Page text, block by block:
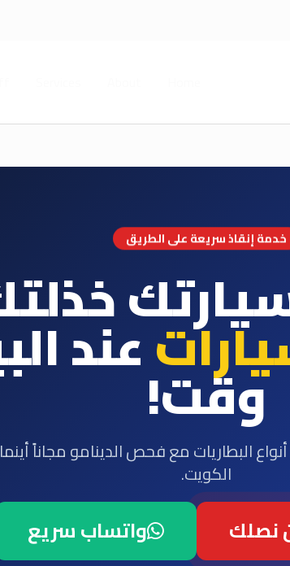
خدمة إنقاذ سريعة على الطريق
عند
وقت!
البطاريات مع فحص الدينامو مجاناً
الكويت.
نصلك واتساب سريع